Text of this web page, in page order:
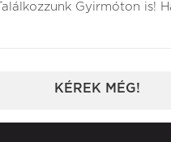
Találkozzunk Gyirmóton is!
KÉREK MÉG!